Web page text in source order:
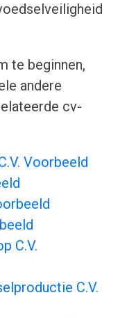
te beginnen,
andere
cv-
Voorbeeld
C.V.
C.V.